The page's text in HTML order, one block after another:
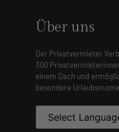
Über uns
Der Privatvermieter
300
einem Dach und
besondere